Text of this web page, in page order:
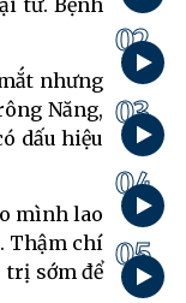
tử. Bệnh
nhưng
Năng,
dấu hiệu
mình lao
Thậm chí
sớm để
02
03
04
05